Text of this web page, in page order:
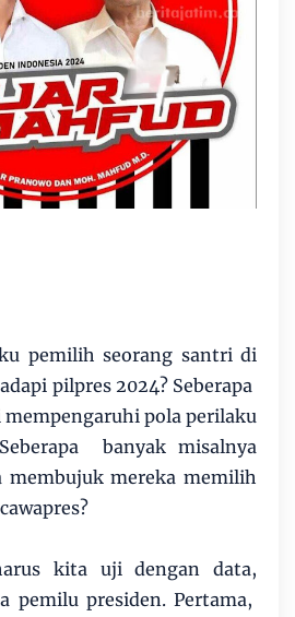
pemilih seorang santri di
pilpres 2024? Seberapa
mempengaruhi pola perilaku
banyak misalnya
membujuk mereka memilih
kita uji dengan data,
pemilu presiden. Pertama,